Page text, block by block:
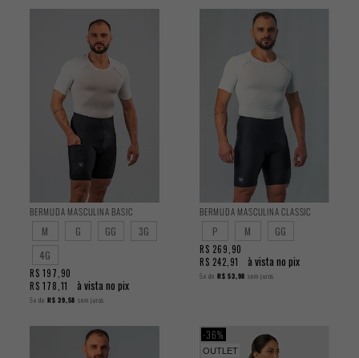
BERMUDA MASCULINA BASIC
M G GG
3G
4G
R$ 197,90
R$ 178,11
à vista no pix
5x de R$ 39,58 sem juros
BERMUDA MASCULINA CLASSIC
P M GG
R$ 269,90
R$ 242,91
à vista no pix
5x de R$ 53,98 sem juros
OUTLET
36%